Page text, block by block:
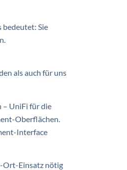
bedeutet: Sie
als auch für uns
– UniFi für die
Oberflächen.
Interface
Ort-Einsatz nötig